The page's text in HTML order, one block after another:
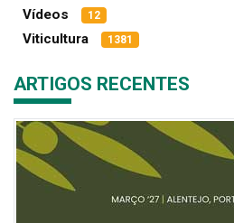
Vídeos 12
Viticultura 1381
ARTIGOS RECENTES